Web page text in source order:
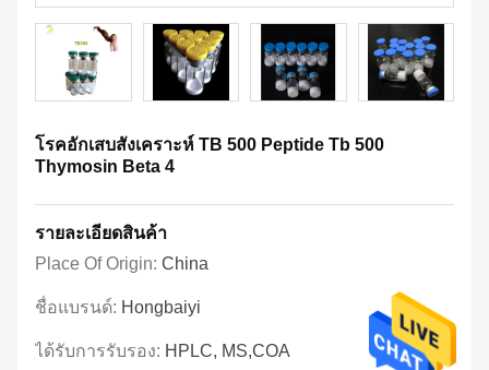
โรคอักเสบสังเคราะห์ TB 500 Peptide Tb 500
Thymosin Beta 4
รายละเอียดสินค้า
Place Of Origin: China
ชื่อแบรนด์: Hongbaiyi
ได้รับการรับรอง: HPLC, MS,COA